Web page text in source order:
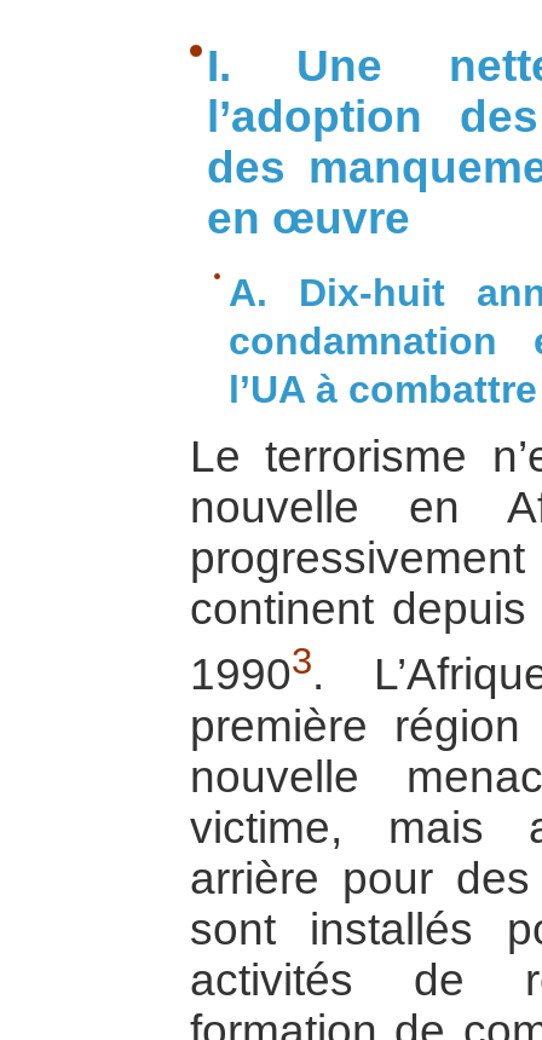
I. Une
l’adoption
des
en œuvre
A. Dix-huit
condamnation
l’UA à
Le terrorisme
nouvelle en
continent
19903.
première
nouvelle
victime, mais
arrière pour
sont installés
activités de